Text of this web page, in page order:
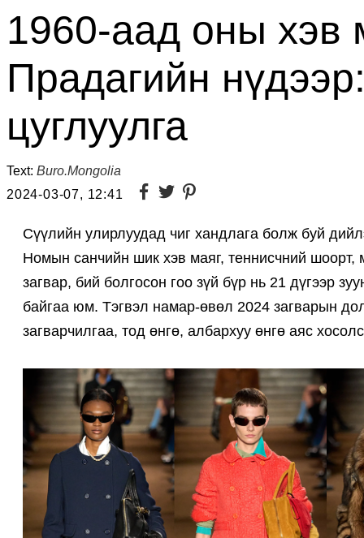
1960-аад оны хэв
Прадагийн
цуглуулга
Text: Buro.Mongolia
2024-03-07, 12:41
Сүүлийн улирлуудад чиг хандлага болж буй
Номын санчийн шик хэв маяг, теннисчний шоорт,
загвар, бий болгосон гоо зүй бүр нь 21 дүгээр
байгаа юм. Тэгвэл намар-өвөл 2024 загварын
загварчилгаа, тод өнгө, албархуу өнгө аяс